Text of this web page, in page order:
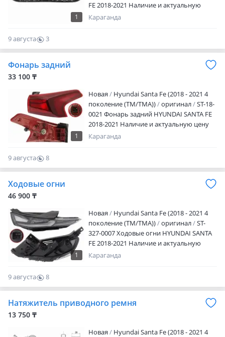
1
FE 2018-2021 Наличие и актуальную
цену уточняйте у менеджера
Караганда
9 августа
3
0
Фонарь задний
33 100 ₸
1
Новая
Hyundai Santa Fe (2018 - 2021 4
поколение (TM/TMA))
оригинал
ST-18-
0021 Фонарь задний HYUNDAI SANTA FE
2018-2021 Наличие и актуальную цену
уточняйте у менеджера
Караганда
9 августа
8
0
Ходовые огни
46 900 ₸
1
Новая
Hyundai Santa Fe (2018 - 2021 4
поколение (TM/TMA))
оригинал
ST-
327-0007 Ходовые огни HYUNDAI SANTA
FE 2018-2021 Наличие и актуальную
цену уточняйте у менеджера
Караганда
9 августа
8
0
Натяжитель приводного ремня
13 750 ₸
Новая
Hyundai Santa Fe (2018 - 2021 4